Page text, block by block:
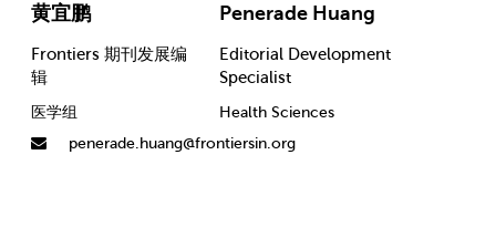
提交稿件
黄宜鹏
Frontiers 期刊发展编
辑
医学组
Penerade Huang
Editorial Development
Specialist
Health Sciences
penerade.huang@frontiersin.org